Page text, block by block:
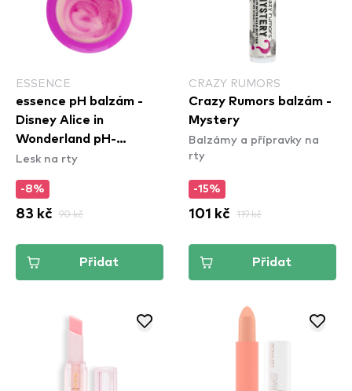
ESSENCE
essence pH balzám -
Disney Alice in
Wonderland pH-
reacting lip & cheek
Lesk na rty
-8%
83 kč 90 kč
Přidat
CRAZY RUMORS
Crazy Rumors balzám -
Mystery
Balzámy a přípravky na
rty
-15%
101 kč 119 kč
Přidat